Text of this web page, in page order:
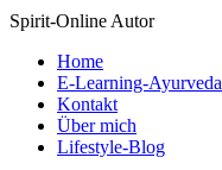
Spirit-Online Autor
Home
E-Learning-Ayurveda
Kontakt
Über mich
Lifestyle-Blog